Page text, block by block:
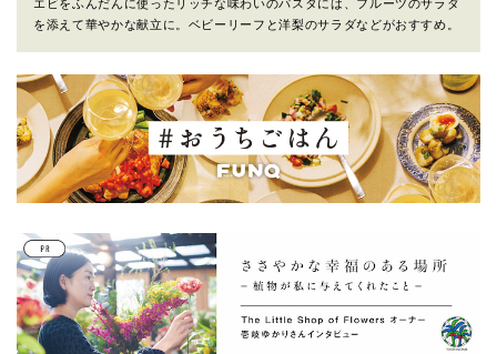
エビをふんだんに使ったリッチな味わいのパスタには、フルーツのサラダ
を添えて華やかな献立に。ベビーリーフと洋梨のサラダなどがおすすめ。